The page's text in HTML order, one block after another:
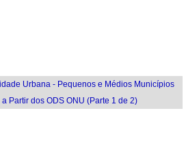
Urbana - Pequenos e Médios Municípios
Partir dos ODS ONU (Parte 1 de 2)